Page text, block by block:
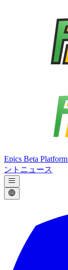
Epics Beta Platform
ント ニュース